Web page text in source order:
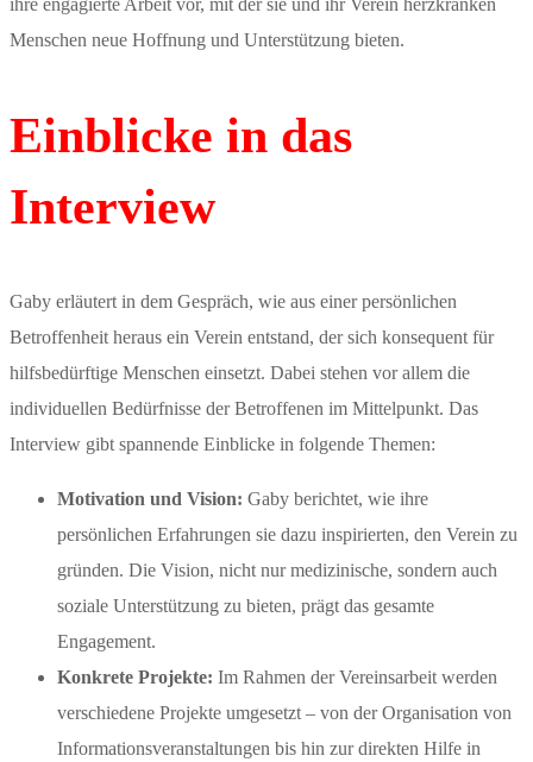
Menschen neue Hoffnung und Unterstützung bieten.
Einblicke in das
Interview
Gaby erläutert in dem Gespräch, wie aus einer persönlichen
Betroffenheit heraus ein Verein entstand, der sich konsequent für
hilfsbedürftige Menschen einsetzt. Dabei stehen vor allem die
individuellen Bedürfnisse der Betroffenen im Mittelpunkt. Das
Interview gibt spannende Einblicke in folgende Themen:
Motivation und Vision: Gaby berichtet, wie ihre
persönlichen Erfahrungen sie dazu inspirierten, den Verein zu
gründen. Die Vision, nicht nur medizinische, sondern auch
soziale Unterstützung zu bieten, prägt das gesamte
Engagement.
Konkrete Projekte: Im Rahmen der Vereinsarbeit werden
verschiedene Projekte umgesetzt – von der Organisation von
Informationsveranstaltungen bis hin zur direkten Hilfe in